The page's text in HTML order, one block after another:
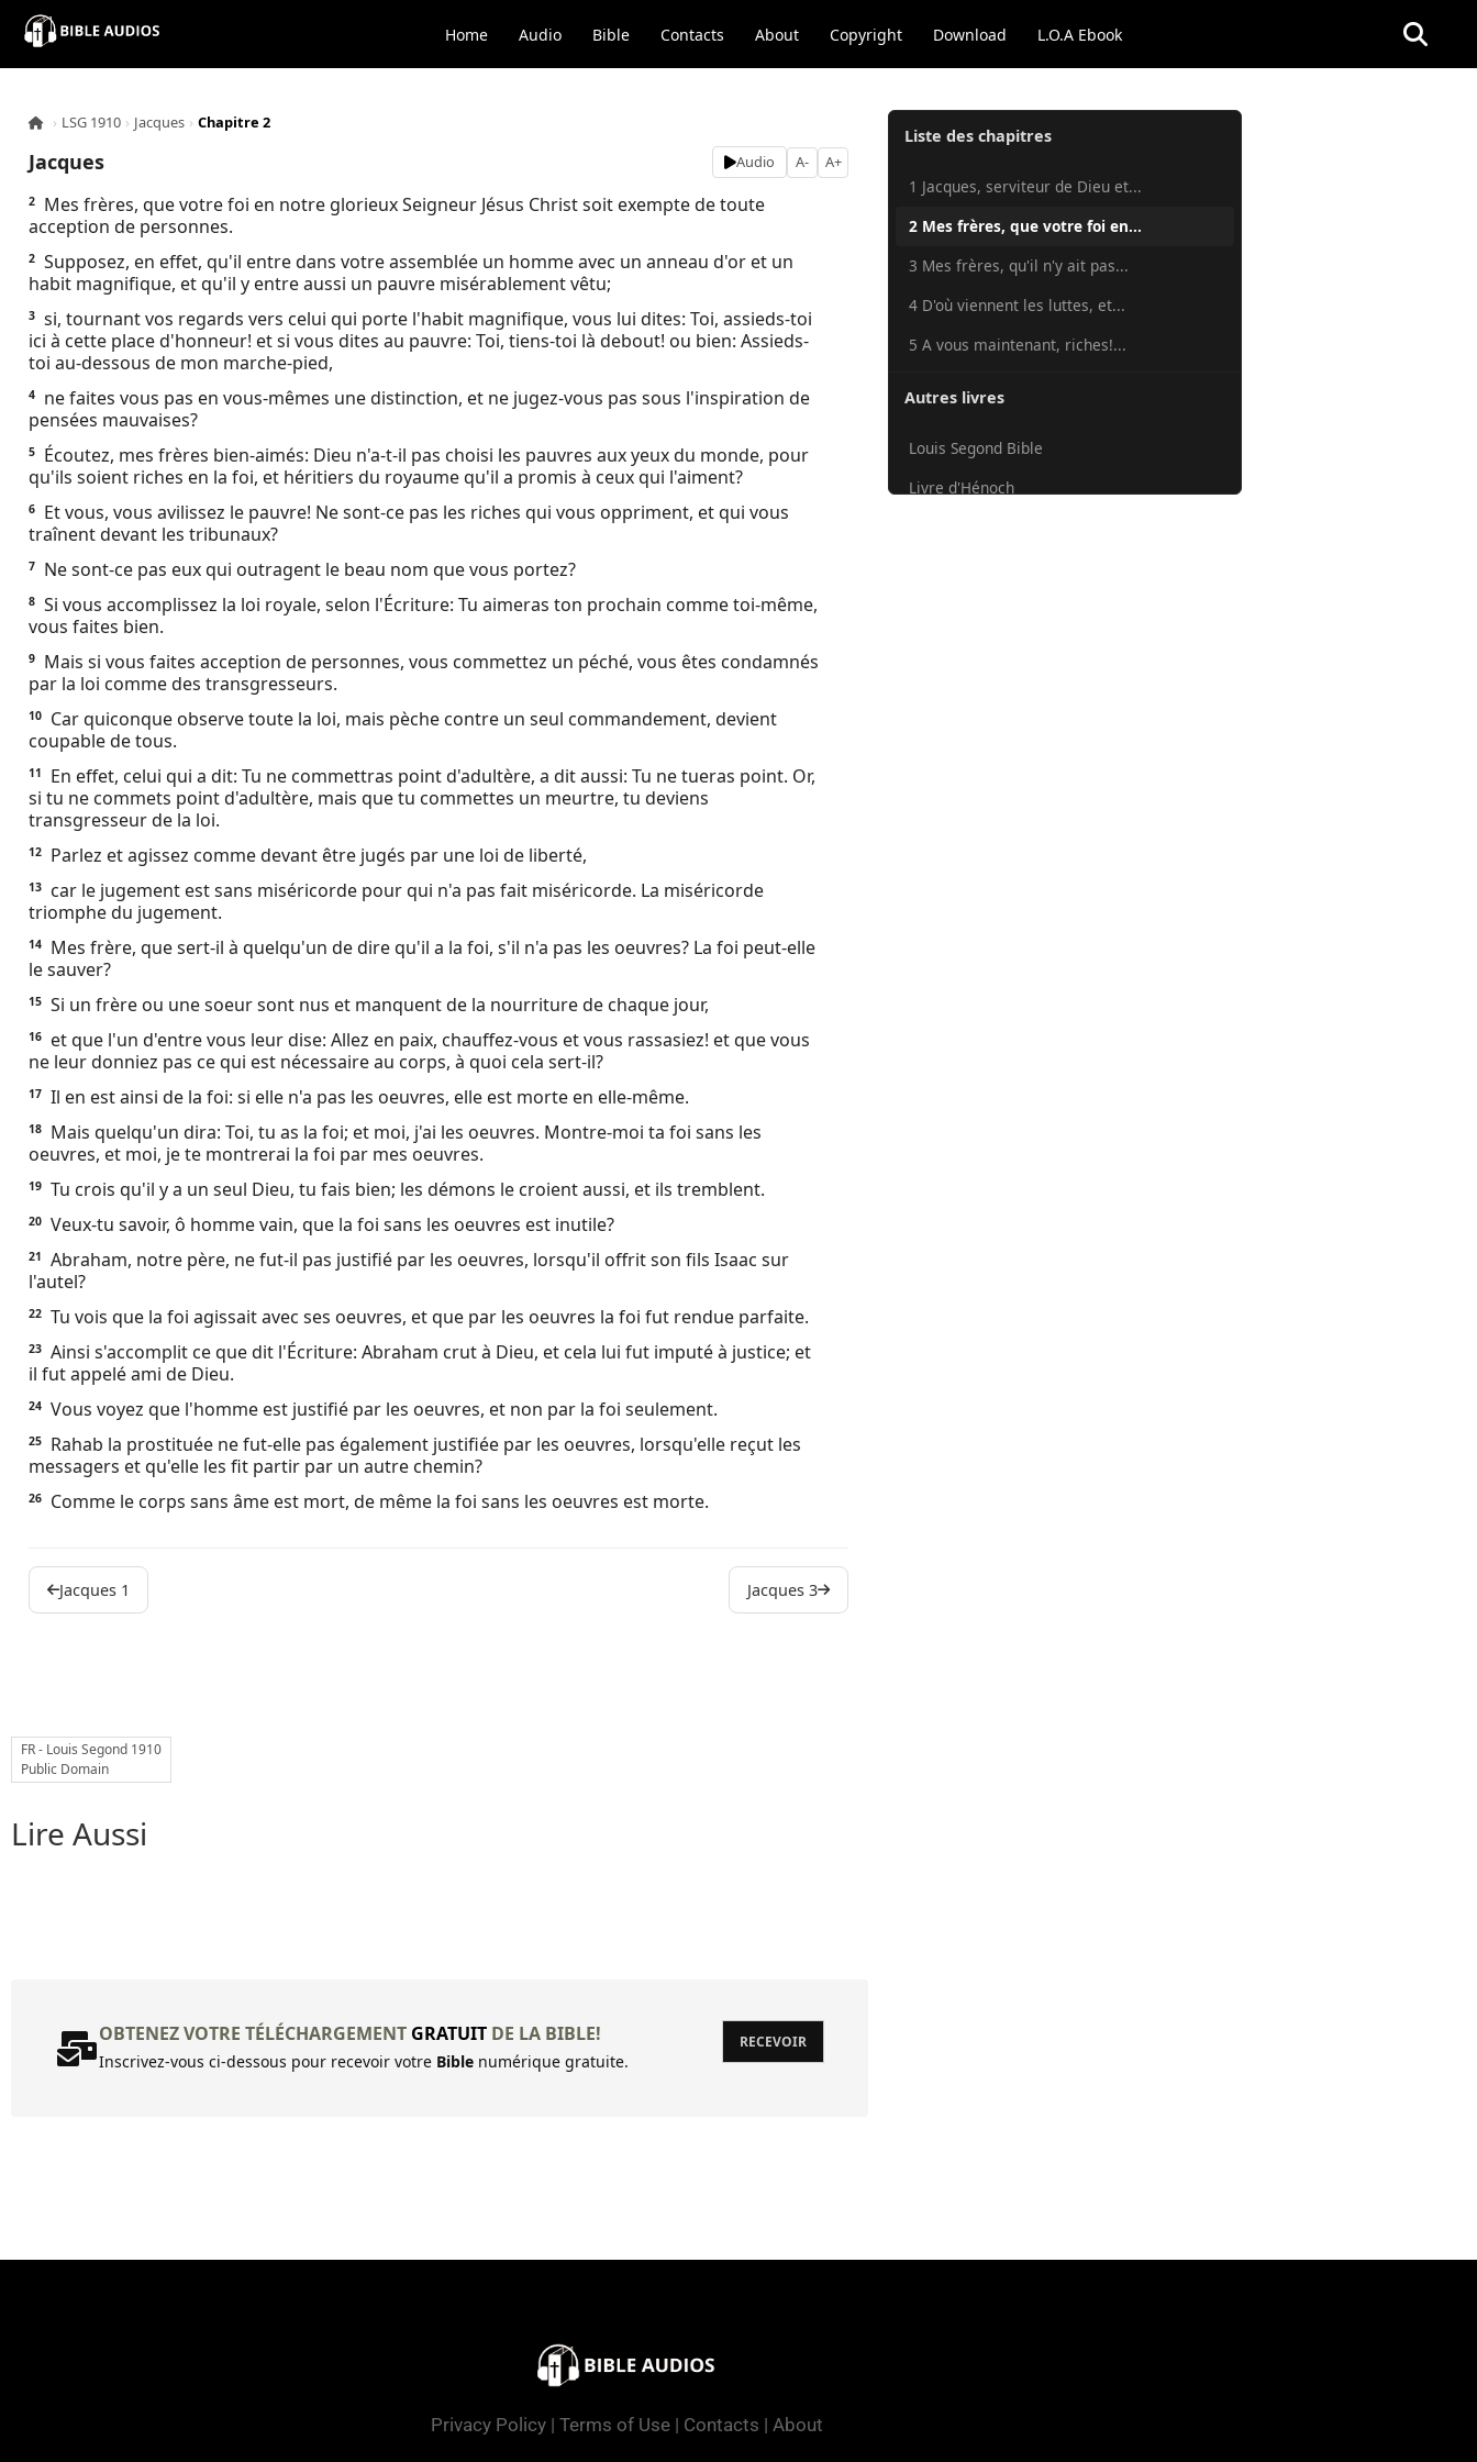
Home Audio Bible Contacts About Copyright Download L.O.A Ebook
×
Audio
Bible
Contacts
About
Copyright
Download
L.O.A
Ebook
› LSG 1910 › Jacques › Chapitre 2
Jacques Audio A- A+
2
Mes frères, que votre foi en notre glorieux Seigneur Jésus Christ soit exempte de toute
acception de personnes.
2 Supposez, en effet, qu'il entre dans votre assemblée un homme avec un anneau d'or et un
habit magnifique, et qu'il y entre aussi un pauvre misérablement vêtu;
3 si, tournant vos regards vers celui qui porte l'habit magnifique, vous lui dites: Toi, assieds-toi
ici à cette place d'honneur! et si vous dites au pauvre: Toi, tiens-toi là debout! ou bien: Assieds-
toi au-dessous de mon marche-pied,
4
ne faites vous pas en vous-mêmes une distinction, et ne jugez-vous pas sous l'inspiration de
pensées mauvaises?
5
Écoutez, mes frères bien-aimés: Dieu n'a-t-il pas choisi les pauvres aux yeux du monde, pour
qu'ils soient riches en la foi, et héritiers du royaume qu'il a promis à ceux qui l'aiment?
6
Et vous, vous avilissez le pauvre! Ne sont-ce pas les riches qui vous oppriment, et qui vous
traînent devant les tribunaux?
7 Ne sont-ce pas eux qui outragent le beau nom que vous portez?
8 Si vous accomplissez la loi royale, selon l'Écriture: Tu aimeras ton prochain comme toi-même,
vous faites bien.
9
Mais si vous faites acception de personnes, vous commettez un péché, vous êtes condamnés
par la loi comme des transgresseurs.
10
Car quiconque observe toute la loi, mais pèche contre un seul commandement, devient
coupable de tous.
11
En effet, celui qui a dit: Tu ne commettras point d'adultère, a dit aussi: Tu ne tueras point. Or,
si tu ne commets point d'adultère, mais que tu commettes un meurtre, tu deviens
transgresseur de la loi.
12 Parlez et agissez comme devant être jugés par une loi de liberté,
13
car le jugement est sans miséricorde pour qui n'a pas fait miséricorde. La miséricorde
triomphe du jugement.
14
Mes frère, que sert-il à quelqu'un de dire qu'il a la foi, s'il n'a pas les oeuvres? La foi peut-elle
le sauver?
15 Si un frère ou une soeur sont nus et manquent de la nourriture de chaque jour,
16
et que l'un d'entre vous leur dise: Allez en paix, chauffez-vous et vous rassasiez! et que vous
ne leur donniez pas ce qui est nécessaire au corps, à quoi cela sert-il?
17 Il en est ainsi de la foi: si elle n'a pas les oeuvres, elle est morte en elle-même.
18
Mais quelqu'un dira: Toi, tu as la foi; et moi, j'ai les oeuvres. Montre-moi ta foi sans les
oeuvres, et moi, je te montrerai la foi par mes oeuvres.
19 Tu crois qu'il y a un seul Dieu, tu fais bien; les démons le croient aussi, et ils tremblent.
20 Veux-tu savoir, ô homme vain, que la foi sans les oeuvres est inutile?
21
Abraham, notre père, ne fut-il pas justifié par les oeuvres, lorsqu'il offrit son fils Isaac sur
l'autel?
22 Tu vois que la foi agissait avec ses oeuvres, et que par les oeuvres la foi fut rendue parfaite.
23 Ainsi s'accomplit ce que dit l'Écriture: Abraham crut à Dieu, et cela lui fut imputé à justice; et
il fut appelé ami de Dieu.
24 Vous voyez que l'homme est justifié par les oeuvres, et non par la foi seulement.
25
Rahab la prostituée ne fut-elle pas également justifiée par les oeuvres, lorsqu'elle reçut les
messagers et qu'elle les fit partir par un autre chemin?
26 Comme le corps sans âme est mort, de même la foi sans les oeuvres est morte.
Jacques 1 Jacques 3
Liste des chapitres
1 Jacques, serviteur de Dieu et...
2 Mes frères, que votre foi en...
3 Mes frères, qu'il n'y ait pas...
4 D'où viennent les luttes, et...
5 A vous maintenant, riches!...
Autres livres
Louis Segond Bible
Livre d'Hénoch
FR - Louis Segond 1910
Public Domain
Lire Aussi
OBTENEZ VOTRE TÉLÉCHARGEMENT GRATUIT DE LA BIBLE!
Inscrivez-vous ci-dessous pour recevoir votre Bible numérique gratuite.
RECEVOIR
Privacy Policy| Terms of Use| Contacts | About